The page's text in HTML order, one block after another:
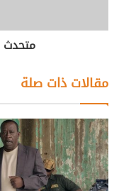
مقالات ذات صلة